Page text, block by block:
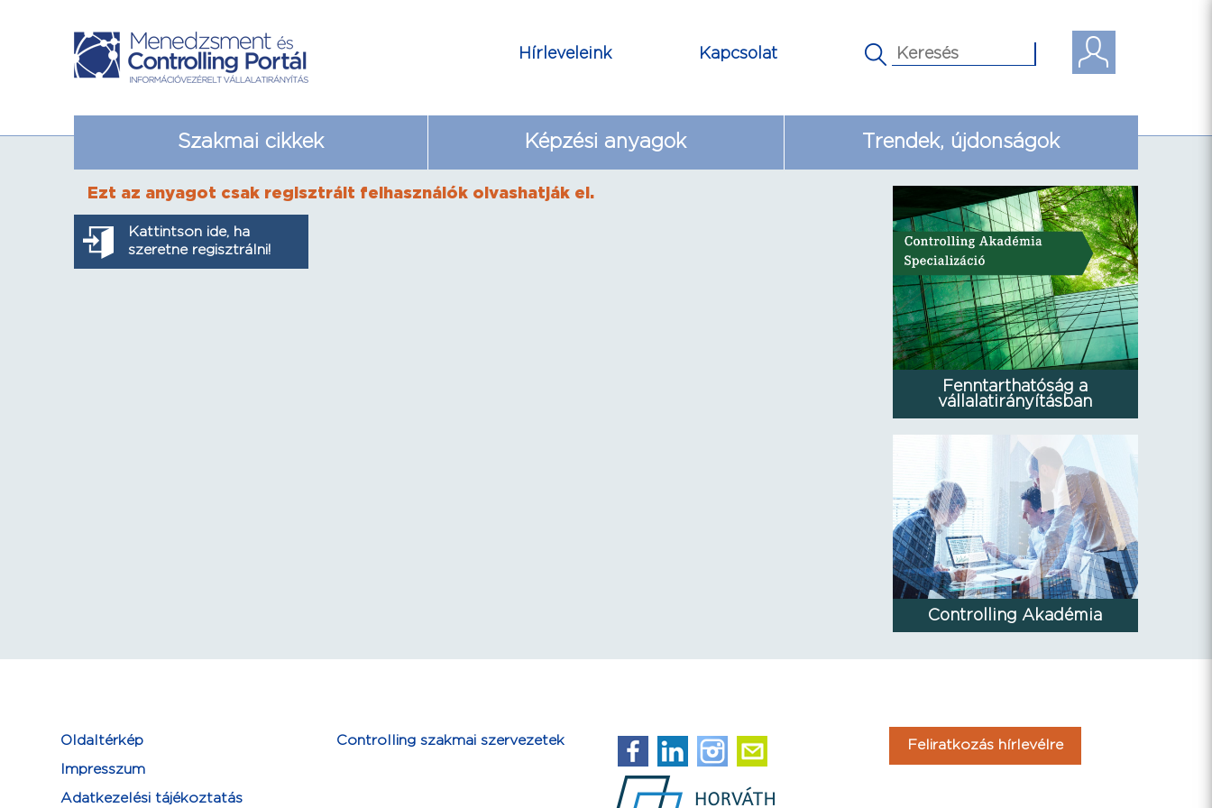
Kapcsolat
Hírleveleink
Szakmai cikkek Képzési anyagok Trendek, újdonságok
Ezt az anyagot csak regisztrált felhasználók olvashatják el.
Kattintson ide, ha
szeretne regisztrálni!
Fenntarthatóság a
vállalatirányításban
Controlling Akadémia
Oldaltérkép
Impresszum
Adatkezelési tájékoztatás
Controlling szakmai szervezetek Feliratkozás hírlevélre